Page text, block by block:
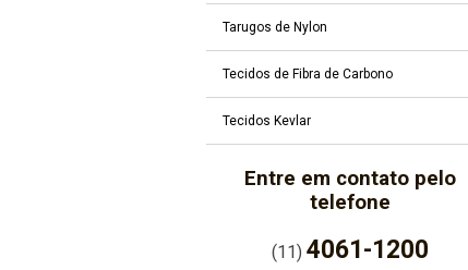
Tarugos de Nylon
Tecidos de Fibra de Carbono
Tecidos Kevlar
Entre em contato pelo
telefone
(11)4061-1200